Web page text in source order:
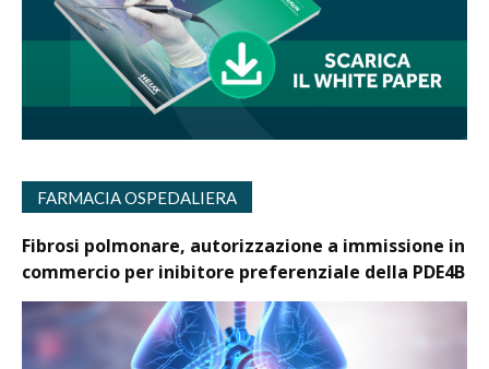
FARMACIA OSPEDALIERA
Fibrosi polmonare, autorizzazione a immissione in
commercio per inibitore preferenziale della PDE4B